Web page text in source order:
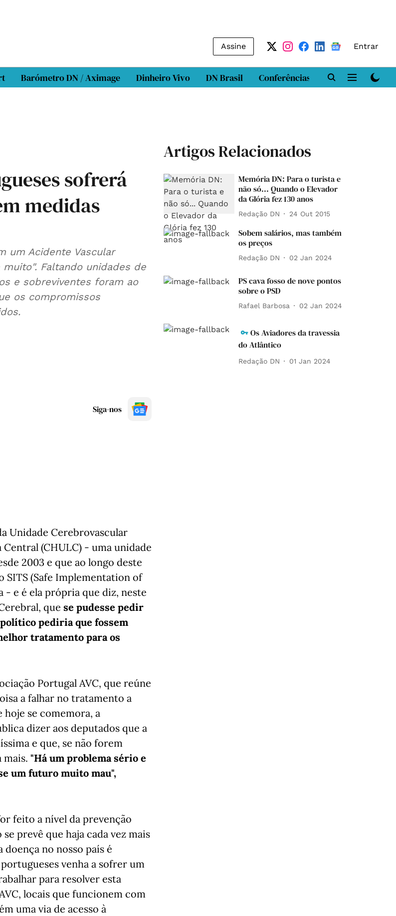
Assine Entrar
Barómetro DN / Aximage Dinheiro Vivo DN Brasil Conferências DN LAB
sofrerá
medidas
um Acidente Vascular
Faltando unidades de
e sobreviventes foram ao
os compromissos
Siga-nos
Unidade Cerebrovascular
(CHULC) - uma unidade
2003 e que ao longo deste
(Safe Implementation of
e é ela própria que diz, neste
que se pudesse pedir
pediria que fossem
tratamento para os
Portugal AVC, que reúne
a falhar no tratamento a
hoje se comemora, a
dizer aos deputados que a
e que, se não forem
mais. "Há um problema sério e
um futuro muito mau",
feito a nível da prevenção
prevê que haja cada vez mais
no nosso país é
venha a sofrer um
para resolver esta
locais que funcionem com
uma via de acesso à
Artigos Relacionados
Memória DN: Para o turista e
não só... Quando o Elevador
da Glória fez 130 anos
Redação DN 24 Out 2015
Sobem salários, mas também
os preços
Redação DN 02 Jan 2024
PS cava fosso de nove pontos
sobre o PSD
Rafael Barbosa 02 Jan 2024
Os Aviadores da travessia
do Atlântico
Redação DN 01 Jan 2024